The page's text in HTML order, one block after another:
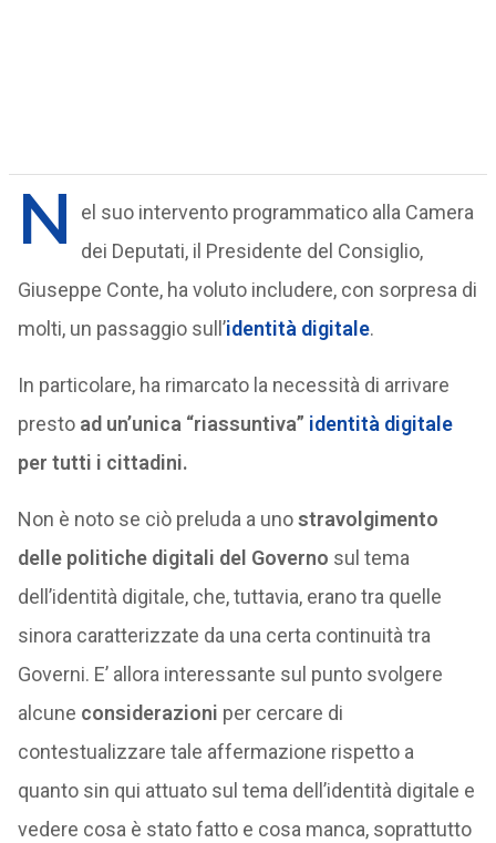
N
el suo intervento programmatico alla Camera
dei Deputati, il Presidente del Consiglio,
Giuseppe Conte, ha voluto includere, con sorpresa di
molti, un passaggio sull’identità digitale.
In particolare, ha rimarcato la necessità di arrivare
presto ad un’unica “riassuntiva” identità digitale
per tutti i cittadini.
Non è noto se ciò preluda a unostravolgimento
delle politiche digitali del Governo sul tema
dell’identità digitale, che, tuttavia, erano tra quelle
sinora caratterizzate da una certa continuità tra
Governi. E’ allora interessante sul punto svolgere
alcune considerazioni per cercare di
contestualizzare tale affermazione rispetto a
quanto sin qui attuato sul tema dell’identità digitale e
vedere cosa è stato fatto e cosa manca, soprattutto